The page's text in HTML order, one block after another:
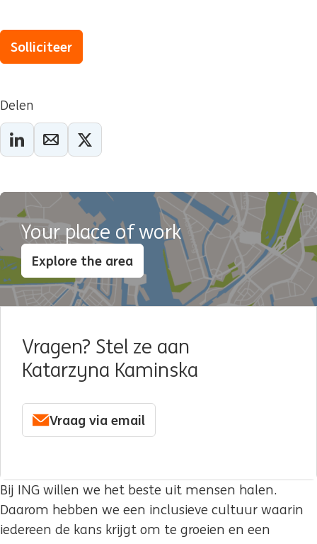
Solliciteer
Delen
Your place of work
Explore the area
Vragen? Stel ze aan
Katarzyna Kaminska
Vraag via email
Bij ING willen we het beste uit mensen halen.
Daarom hebben we een inclusieve cultuur waarin
iedereen de kans krijgt om te groeien en een